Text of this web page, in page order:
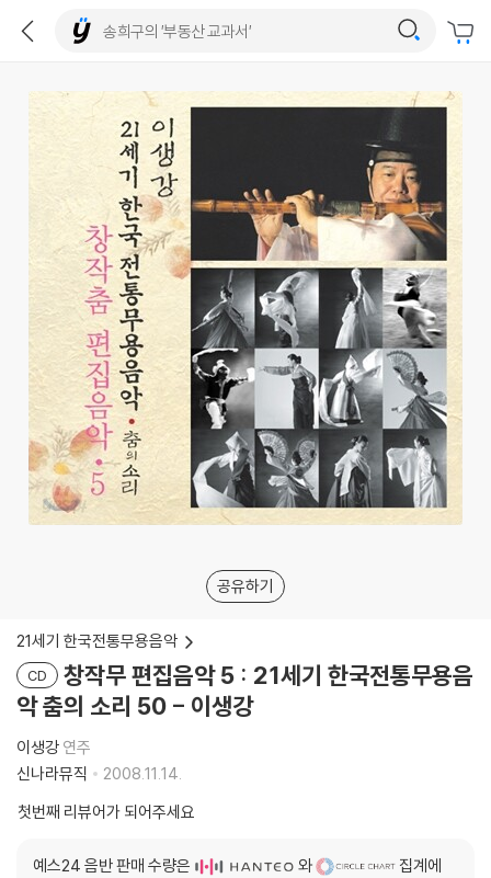
공유하기
21세기 한국전통무용음악
CD
창작무 편집음악 5 : 21세기 한국전통무용음
악 춤의 소리 50 - 이생강
이생강 연주
신나라뮤직
2008.11.14.
첫번째 리뷰어가 되어주세요
예스24 음반 판매 수량은 와
집계에